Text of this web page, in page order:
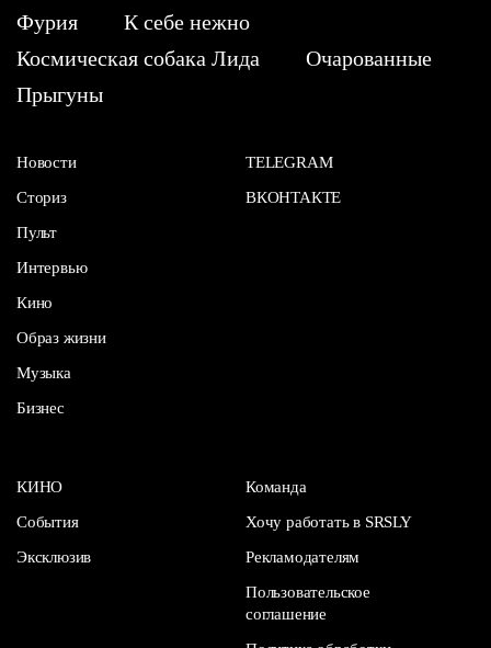
Фурия
К себе нежно
Космическая собака Лида
Очарованные
Прыгуны
Новости
Сториз
Пульт
Интервью
Кино
Образ жизни
Музыка
Бизнес
TELEGRAM
ВКОНТАКТЕ
КИНО
События
Эксклюзив
Команда
Хочу работать в SRSLY
Рекламодателям
Пользовательское
соглашение